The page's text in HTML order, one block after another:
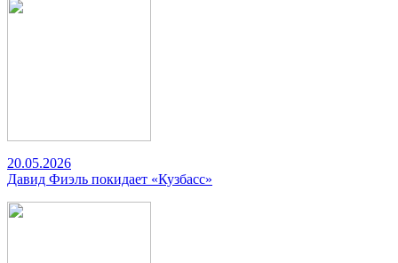
20.05.2026
Давид Фиэль покидает «Кузбасс»